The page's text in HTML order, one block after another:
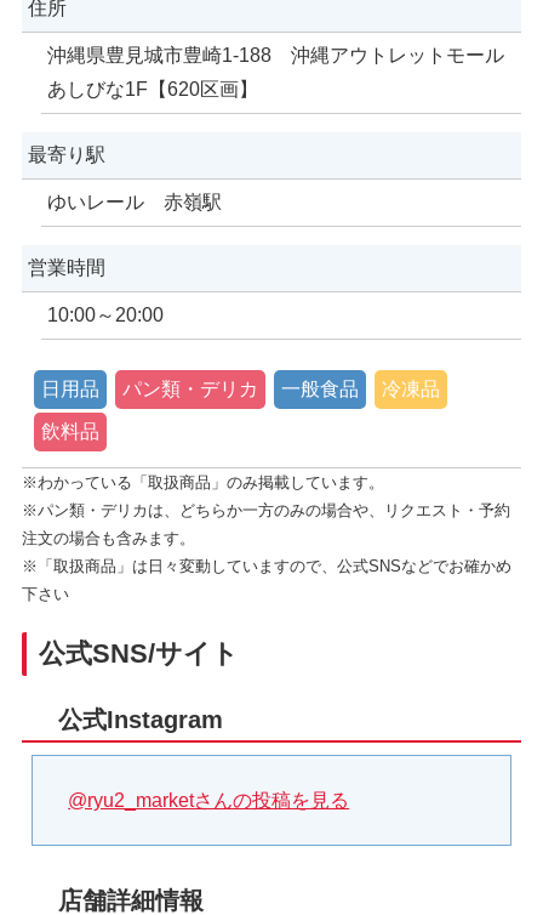
住所
沖縄県豊見城市豊崎1-188 沖縄アウトレットモール
あしびな1F【620区画】
最寄り駅
ゆいレール 赤嶺駅
営業時間
10:00～20:00
日用品 パン類・デリカ 一般食品 冷凍品
飲料品
※わかっている「取扱商品」のみ掲載しています。
※パン類・デリカは、どちらか一方のみの場合や、リクエスト・予約
注文の場合も含みます。
※「取扱商品」は日々変動していますので、公式SNSなどでお確かめ
下さい
公式SNS/サイト
公式Instagram
@ryu2_marketさんの投稿を見る
店舗詳細情報